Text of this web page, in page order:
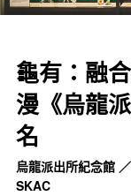
龜有：融
漫《烏龍
名
烏龍派出所紀念館
SKAC